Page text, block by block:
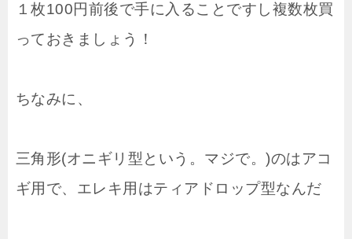
１枚100円前後で手に入ることですし複数枚買
っておきましょう！
ちなみに、
三角形(オニギリ型という。マジで。)のはアコ
ギ用で、エレキ用はティアドロップ型なんだ